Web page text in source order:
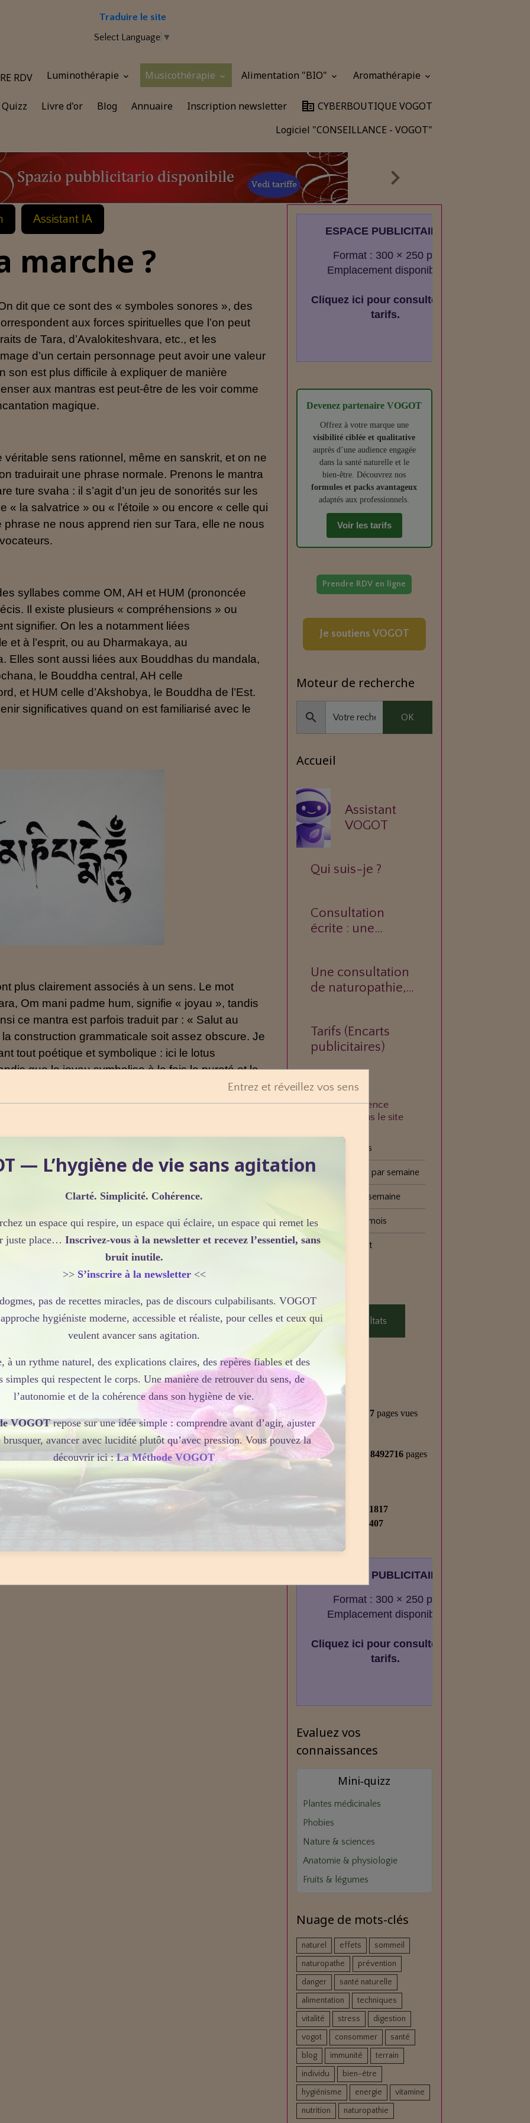
Traduire le site
Select Language ▼
RDV Luminothérapie Musicothérapie Alimentation "BIO" Aromathérapie
Quizz Livre d'or Blog Annuaire Inscription newsletter
CYBERBOUTIQUE VOGOT
Logiciel "CONSEILLANCE - VOGOT"
Assistant IA
marche ?
dit que ce sont des « symboles sonores », des
aux forces spirituelles que l’on peut
de Tara, d’Avalokiteshvara, etc., et les
d’un certain personnage peut avoir une valeur
son est plus difficile à expliquer de manière
aux mantras est peut-être de les voir comme
magique.
véritable sens rationnel, même en sanskrit, et on ne
traduirait une phrase normale. Prenons le mantra
ture svaha : il s’agit d’un jeu de sonorités sur les
« la salvatrice » ou « l’étoile » ou encore « celle qui
phrase ne nous apprend rien sur Tara, elle ne nous
syllabes comme OM, AH et HUM (prononcée
Il existe plusieurs « compréhensions » ou
signifier. On les a notamment liées
et à l’esprit, ou au Dharmakaya, au
Elles sont aussi liées aux Bouddhas du mandala,
le Bouddha central, AH celle
et HUM celle d’Akshobya, le Bouddha de l’Est.
significatives quand on est familiarisé avec le
plus clairement associés à un sens. Le mot
Om mani padme hum, signifie « joyau », tandis
ce mantra est parfois traduit par : « Salut au
construction grammaticale soit assez obscure. Je
tout poétique et symbolique : ici le lotus
que le joyau symbolise à la fois la pureté et la
rapproche la sagesse de la compassion
quand on le récite.
intellectuellement est un peu comme
le faire mais à la fin tout le sel de la plaisanterie
mantras ont une « signification spirituelle »
psalmodie le mantra d’Avalokiteshvara, par
avec la compassion d’Avalokiteshvara même
(à supposer qu’ils en aient) ni rien connaître
qu’à force de psalmodier le mantra et de
est attaché, on crée des associations avec le
peut bénéficier d’un mantra sans rien savoir de
mantra peut, comme tous les autres objets de
Quand on récite un mantra à voix haute ou
diminue. Même s’il reste un flot de pensées
un sentiment de continuité qui ne fera que
» est considéré comme signifiant « ce qui
ESPACE PUBLICITAIRE
Format : 300 × 250 px
Emplacement disponible
Cliquez ici pour consulter les
tarifs.
Devenez partenaire VOGOT
Offrez à votre marque une
visibilité ciblée et qualitative
auprès d’une audience engagée
dans la santé naturelle et le
bien‑être. Découvrez nos
formules et packs avantageux
adaptés aux professionnels.
Voir les tarifs
Prendre RDV en ligne
Je soutiens VOGOT
Moteur de recherche
OK
Accueil
Assistant
VOGOT
Qui suis-je ?
Consultation
écrite : une
votre question.
Une consultation
de naturopathie,
Tarifs (Encarts
publicitaires)
À quelle fréquence
consultez-vous le site
Tous les jours
Plusieurs fois par semaine
Une fois par semaine
Une fois par mois
Plus rarement
Voir les résultats
Statistiques
Aujourd'hui
visiteurs - 2217 pages vues
Total
2715585visiteurs -8492716 pages
Nombre de pages : 1817
Nombre d'articles :407
ESPACE PUBLICITAIRE
Format : 300 × 250 px
Emplacement disponible
Cliquez ici pour consulter les
tarifs.
Evaluez vos
connaissances
Mini‑quizz
Plantes médicinales
Phobies
Nature & sciences
Anatomie & physiologie
Fruits & légumes
Nuage de mots-clés
naturel effets
sommeil
naturopathe
prévention
danger
santé naturelle
alimentation
techniques
vitalité
stress
digestion
vogot
consommer
santé
blog
immunité
terrain
individu
bien-être
hygiénisme
energie
vitamine
nutrition
naturopathie
Entrez et réveillez vos sens
— L’hygiène de vie sans agitation
Clarté. Simplicité. Cohérence.
un espace qui respire, un espace qui éclaire, un espace qui remet les
juste place… Inscrivez-vous à la newsletter et recevez l’essentiel, sans
bruit inutile.
>> S’inscrire à la newsletter<<
pas de recettes miracles, pas de discours culpabilisants. VOGOT
hygiéniste moderne, accessible et réaliste, pour celles et ceux qui
veulent avancer sans agitation.
à un rythme naturel, des explications claires, des repères fiables et des
simples qui respectent le corps. Une manière de retrouver du sens, de
l’autonomie et de la cohérence dans son hygiène de vie.
VOGOTrepose sur une idée simple : comprendre avant d’agir, ajuster
avancer avec lucidité plutôt qu’avec pression. Vous pouvez la
découvrir ici :La Méthode VOGOT